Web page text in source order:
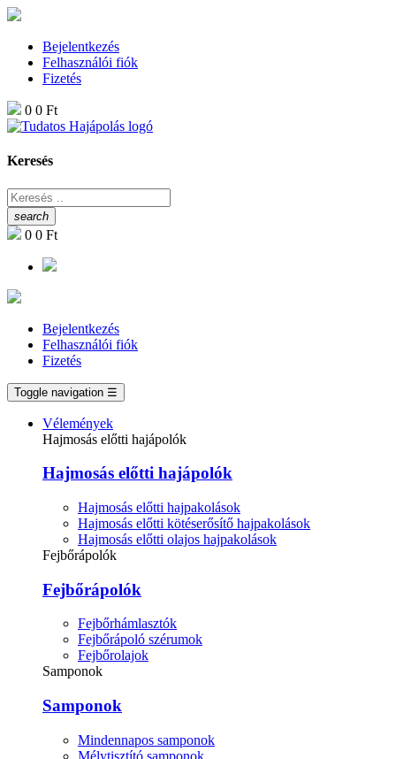
Bejelentkezés
Felhasználói fiók
Fizetés
0 0 Ft
Keresés
search
0 0 Ft
Bejelentkezés
Felhasználói fiók
Fizetés
Toggle navigation ☰
Vélemények
Hajmosás előtti hajápolók
Hajmosás előtti hajápolók
Hajmosás előtti hajpakolások
Hajmosás előtti kötéserősítő hajpakolások
Hajmosás előtti olajos hajpakolások
Fejbőrápolók
Fejbőrápolók
Fejbőrhámlasztók
Fejbőrápoló szérumok
Fejbőrolajok
Samponok
Samponok
Mindennapos samponok
Mélytisztító samponok